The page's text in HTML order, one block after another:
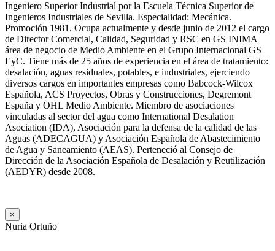
Ingeniero Superior Industrial por la Escuela Técnica Superior de
Ingenieros Industriales de Sevilla. Especialidad: Mecánica.
Promoción 1981. Ocupa actualmente y desde junio de 2012 el cargo
de Director Comercial, Calidad, Seguridad y RSC en GS INIMA
área de negocio de Medio Ambiente en el Grupo Internacional GS
EyC. Tiene más de 25 años de experiencia en el área de tratamiento:
desalación, aguas residuales, potables, e industriales, ejerciendo
diversos cargos en importantes empresas como Babcock-Wilcox
Española, ACS Proyectos, Obras y Construcciones, Degremont
España y OHL Medio Ambiente. Miembro de asociaciones
vinculadas al sector del agua como International Desalation
Asociation (IDA), Asociación para la defensa de la calidad de las
Aguas (ADECAGUA) y Asociación Española de Abastecimiento
de Agua y Saneamiento (AEAS). Perteneció al Consejo de
Dirección de la Asociación Española de Desalación y Reutilización
(AEDYR) desde 2008.
×
Nuria Ortuño